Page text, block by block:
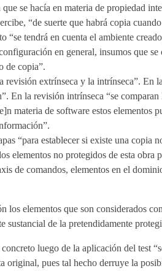
se hacía en materia de propiedad
“de suerte que habrá copia
tendrá en cuenta el ambiente
en general, insumos que se
de copia”.
revisión extrínseca y la intrínseca”.
En la revisión intrínseca “se
materia de software estos elementos
“para establecer si existe una copia
elementos no protegidos de esta obra
de comandos, elementos en el
elementos que son considerados
sustancial de la pretendidamente
luego de la aplicación del test
original, pues tal hecho derruye la